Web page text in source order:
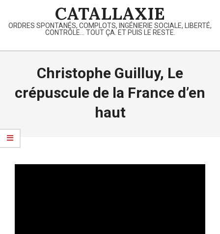
content
CATALLAXIE
ORDRES SPONTANÉS, COMPLOTS, INGÉNIERIE SOCIALE, LIBERTÉ,
CONTRÔLE… TOUT ÇA. ET PUIS LE RESTE.
Primary
Christophe Guilluy, Le
crépuscule de la France d’en
haut